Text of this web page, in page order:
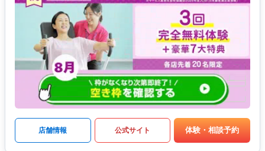
店舗情報 公式サイト 体験・相談予約